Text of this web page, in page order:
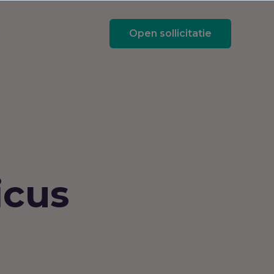
Open sollicitatie